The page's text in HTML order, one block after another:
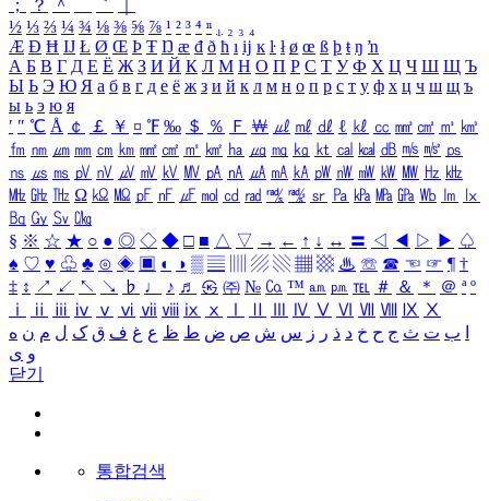
；
？ ＾ ｀
½ ⅓ ⅔ ¼ ¾ ⅛ ⅜ ⅝ ⅞ ¹ ² ³ ⁴ ⁿ ₁ ₂ ₃ ₄
Æ Ð Ħ Ĳ Ł Ø Œ Þ Ŧ Ŋ æ đ ð ħ ı ĳ ĸ ŀ ł ø œ ß þ ŧ ŋ ŉ
А Б В Г Д Е Ё Ж З И Й К Л М Н О П Р С Т У Ф Х Ц Ч Ш Щ Ъ
Ы Ь Э Ю Я а б в г д е ё ж з и й к л м н о п р с т у ф х ц ч ш щ ъ
ы ь э ю я
′ ″ ℃ Å ￠ ￡ ￥ ¤ ℉ ‰ ＄ ％ Ｆ ￦ ㎕ ㎖ ㎗ ℓ ㎘ ㏄ ㎣ ㎤ ㎥ ㎦
㎙ ㎚ ㎛ ㎜ ㎝ ㎞ ㎟ ㎠ ㎡ ㎢ ㏊ ㎍ ㎎ ㎏ ㏏ ㎈ ㎉ ㏈ ㎧ ㎨ ㎰
㎱ ㎲ ㎳ ㎴ ㎵ ㎶ ㎷ ㎸ ㎹ ㎀ ㎁ ㎂ ㎃ ㎄ ㎺ ㎻ ㎽ ㎾ ㎿ ㎐ ㎑
㎒ ㎓ ㎔ Ω ㏀ ㏁ ㎊ ㎋ ㎌ ㏖ ㏅ ㎭ ㎮ ㎯ ㏛ ㎩ ㎪ ㎫ ㎬ ㏝ ㏐
㏓
㏃ ㏉ ㏜ ㏆
§ ※ ☆ ★ ○ ● ◎ ◇ ◆ □ ■ △ ▽ → ← ↑ ↓ ↔ 〓 ◁ ◀ ▷ ▶ ♤
♠ ♡ ♥ ♧ ♣ ⊙ ◈ ▣ ◐ ◑ ▒ ▤ ▨ ▧ ▦ ▩ ♨ ☏ ☎ ☜ ☞ ¶ †
‡ ↕ ↗ ↙ ↖ ↘ ♭ ♩ ♪ ♬ ㉿ ㈜ № ㏇ ™ ㏂ ㏘ ℡ ＃ ＆ ＊ ＠ ª º
ⅰ
ⅱ ⅲ ⅳ ⅴ ⅵ ⅶ ⅷ ⅸ ⅹ Ⅳ Ⅴ Ⅵ Ⅶ Ⅷ Ⅸ Ⅹ
ب ت ث ج ح خ د ذ ر ز س ش ص ض ط ظ ع غ ف ق ک ل م ن ه
و ی
닫기
통합검색